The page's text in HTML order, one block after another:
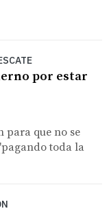
por estar
para que no se
toda la